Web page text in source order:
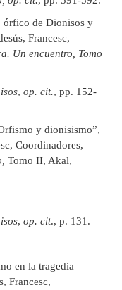
órfico de Dionisos y
Francesc,
Un encuentro, Tomo
, op. cit., pp. 152-
y dionisismo”,
Coordinadores,
Tomo II, Akal,
, op. cit., p. 131.
en la tragedia
Francesc,